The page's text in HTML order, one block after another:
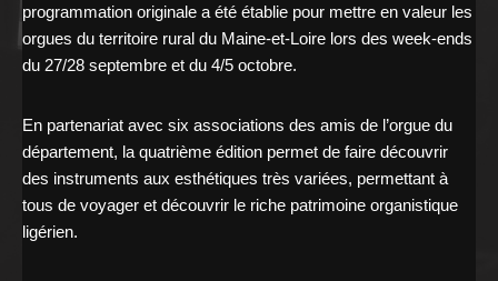
programmation originale a été établie pour mettre en valeur les
orgues du territoire rural du Maine-et-Loire lors des week-ends
du 27/28 septembre et du 4/5 octobre.
En partenariat avec six associations des amis de l’orgue du
département, la quatrième édition permet de faire découvrir
des instruments aux esthétiques très variées, permettant à
tous de voyager et découvrir le riche patrimoine organistique
ligérien.